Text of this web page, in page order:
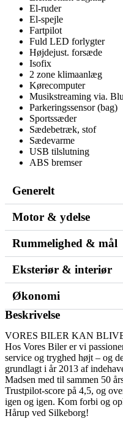
El-ruder
El-spejle
Fartpilot
Fuld LED forlygter
Højdejust. forsæde
Isofix
2 zone klimaanlæg
Kørecomputer
Musikstreaming via.
Parkeringssensor (bag)
Sportssæder
Sædebetræk, stof
Sædevarme
USB tilslutning
ABS bremser
Generelt
Motor & ydelse
Rummelighed & mål
Eksteriør & interiør
Økonomi
Beskrivelse
VORES BILER KAN
Hos Vores Biler er vi
service og tryghed højt – og
grundlagt i år 2013 af
Madsen med til sammen 50
Trustpilot-score på 4,5, og
igen og igen. Kom forbi og
Hårup ved Silkeborg!